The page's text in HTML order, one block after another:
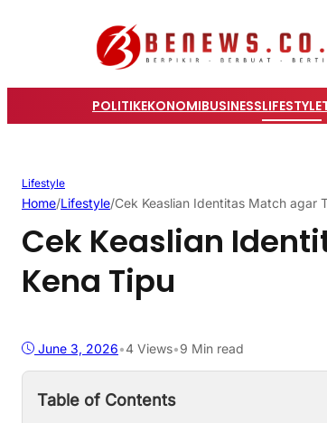
POLITIKEKONOMIBUSINESSLIFESTYLE
Lifestyle
Home/Lifestyle/Cek Keaslian Identitas Match agar
Cek Keaslian
Kena Tipu
June 3, 2026•4 Views•9 Min read
Table of Contents